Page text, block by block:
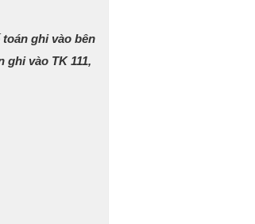
ghi vào bên
ghi vào TK 111,